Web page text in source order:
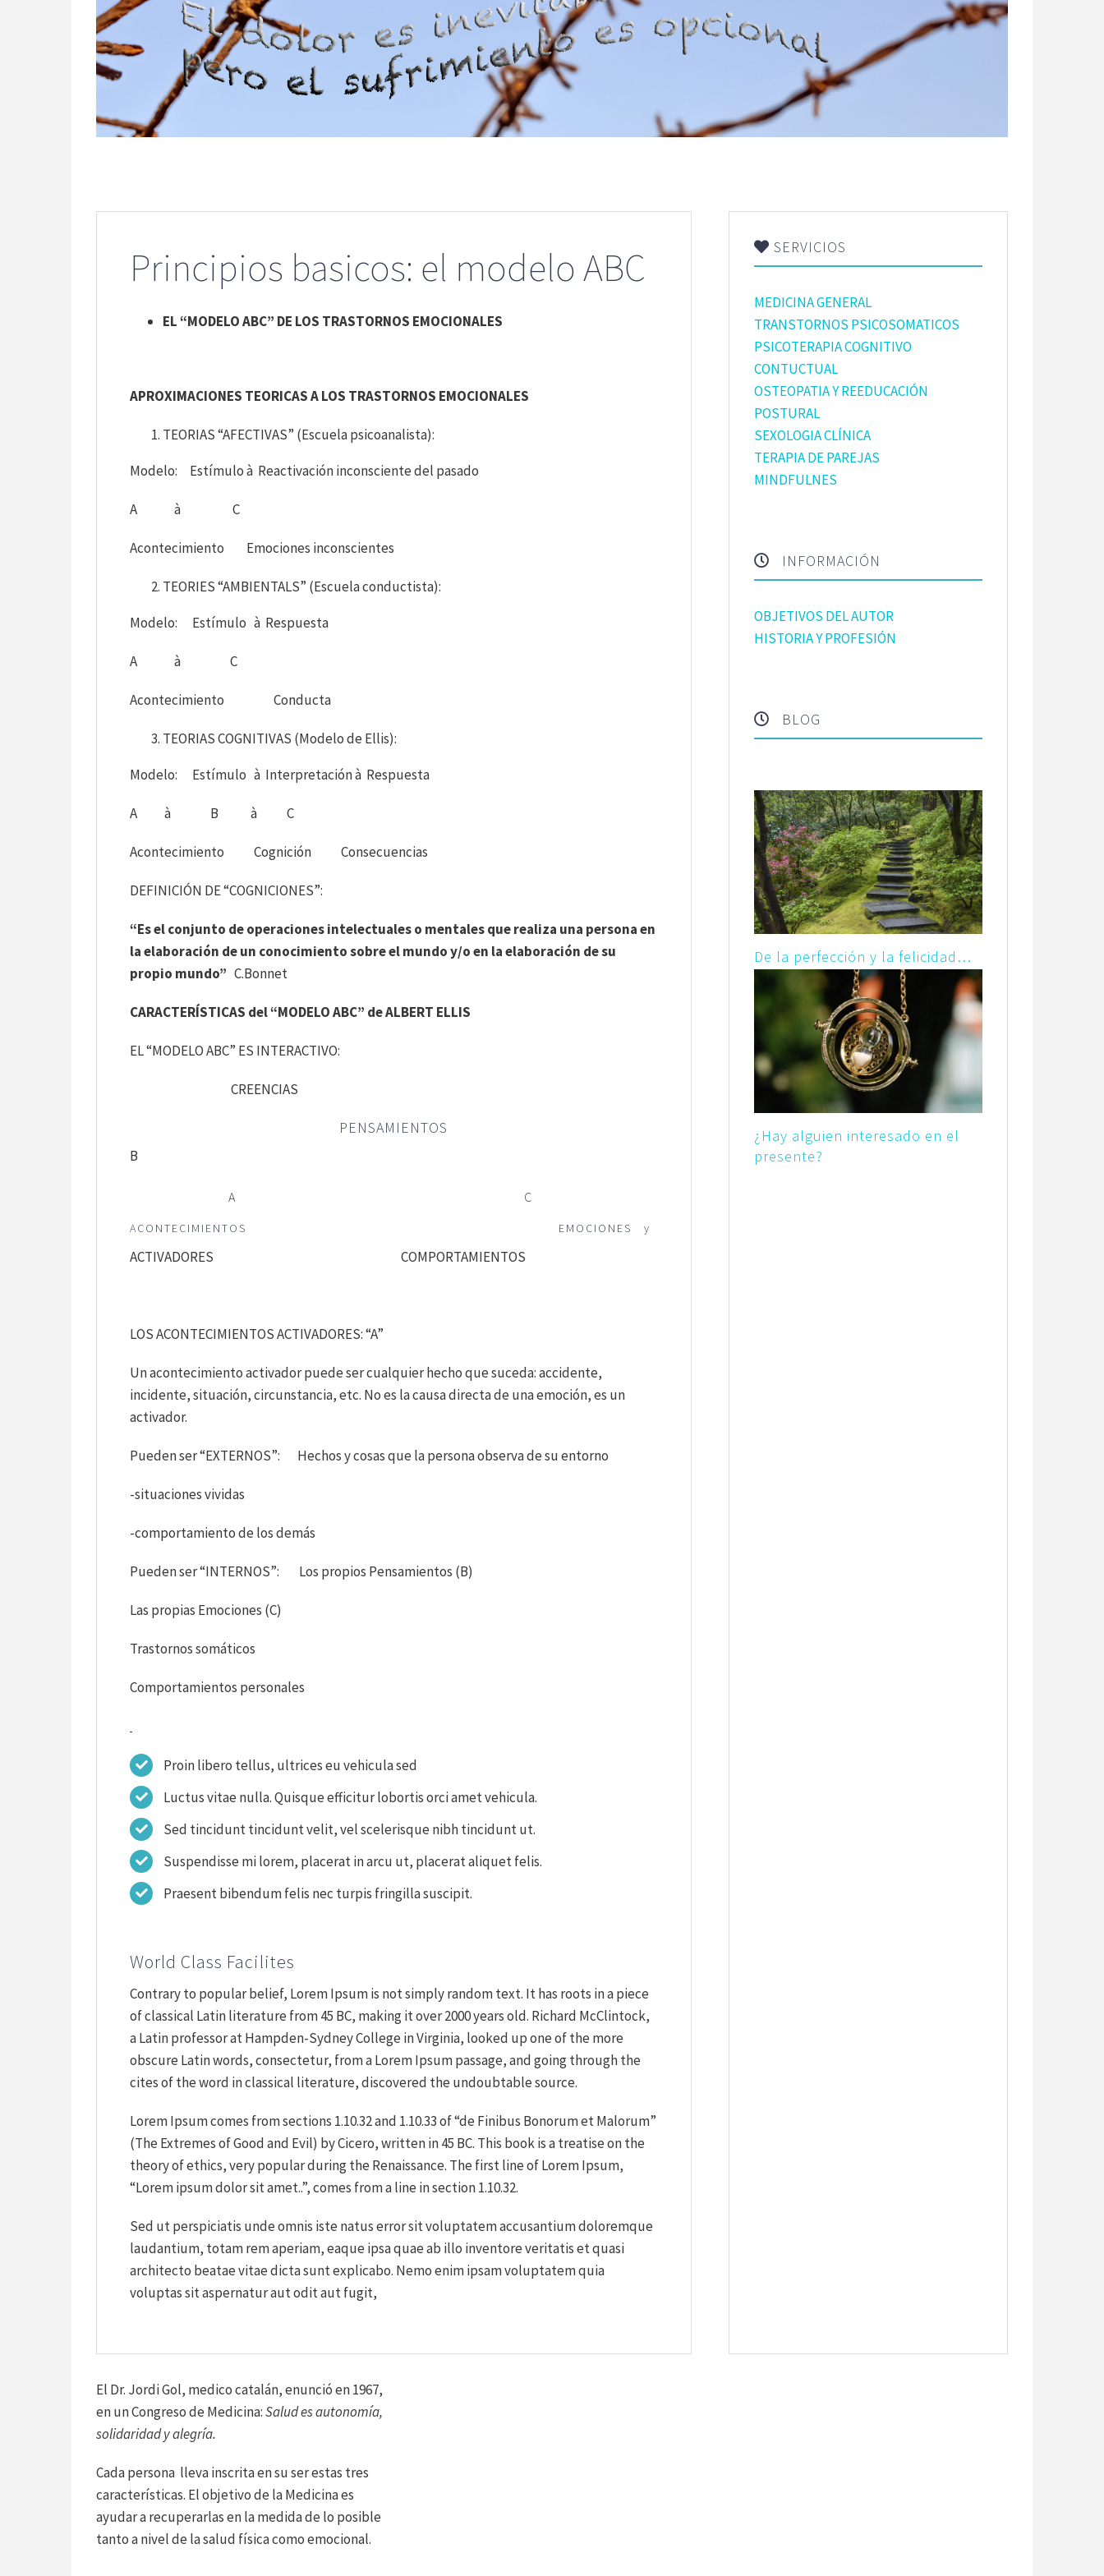
Principios basicos: el modelo ABC
EL “MODELO ABC” DE LOS TRASTORNOS EMOCIONALES
APROXIMACIONES TEORICAS A LOS TRASTORNOS EMOCIONALES
TEORIAS “AFECTIVAS” (Escuela psicoanalista):
Modelo: Estímulo à Reactivación inconsciente del pasado
A à C
Acontecimiento Emociones inconscientes
TEORIES “AMBIENTALS” (Escuela conductista):
Modelo: Estímulo à Respuesta
A à C
Acontecimiento Conducta
TEORIAS COGNITIVAS (Modelo de Ellis):
Modelo: Estímulo à Interpretación à Respuesta
A à B à C
Acontecimiento Cognición Consecuencias
DEFINICIÓN DE “COGNICIONES”:
“Es el conjunto de operaciones intelectuales o mentales que realiza una persona en
la elaboración de un conocimiento sobre el mundo y/o en la elaboración de su
propio mundo” C.Bonnet
CARACTERÍSTICAS del “MODELO ABC” de ALBERT ELLIS
EL “MODELO ABC” ES INTERACTIVO:
CREENCIAS
PENSAMIENTOS
B
A C
ACONTECIMIENTOS EMOCIONES y
ACTIVADORES COMPORTAMIENTOS
LOS ACONTECIMIENTOS ACTIVADORES: “A”
Un acontecimiento activador puede ser cualquier hecho que suceda: accidente,
incidente, situación, circunstancia, etc. No es la causa directa de una emoción, es un
activador.
Pueden ser “EXTERNOS”: Hechos y cosas que la persona observa de su entorno
-situaciones vividas
-comportamiento de los demás
Pueden ser “INTERNOS”: Los propios Pensamientos (B)
Las propias Emociones (C)
Trastornos somáticos
Comportamientos personales
Proin libero tellus, ultrices eu vehicula sed
Luctus vitae nulla. Quisque efficitur lobortis orci amet vehicula.
Sed tincidunt tincidunt velit, vel scelerisque nibh tincidunt ut.
Suspendisse mi lorem, placerat in arcu ut, placerat aliquet felis.
Praesent bibendum felis nec turpis fringilla suscipit.
World Class Facilites
Contrary to popular belief, Lorem Ipsum is not simply random text. It has roots in a piece
of classical Latin literature from 45 BC, making it over 2000 years old. Richard McClintock,
a Latin professor at Hampden-Sydney College in Virginia, looked up one of the more
obscure Latin words, consectetur, from a Lorem Ipsum passage, and going through the
cites of the word in classical literature, discovered the undoubtable source.
Lorem Ipsum comes from sections 1.10.32 and 1.10.33 of “de Finibus Bonorum et Malorum”
(The Extremes of Good and Evil) by Cicero, written in 45 BC. This book is a treatise on the
theory of ethics, very popular during the Renaissance. The first line of Lorem Ipsum,
“Lorem ipsum dolor sit amet..”, comes from a line in section 1.10.32.
Sed ut perspiciatis unde omnis iste natus error sit voluptatem accusantium doloremque
laudantium, totam rem aperiam, eaque ipsa quae ab illo inventore veritatis et quasi
architecto beatae vitae dicta sunt explicabo. Nemo enim ipsam voluptatem quia
voluptas sit aspernatur aut odit aut fugit,
SERVICIOS
MEDICINA GENERAL
TRANSTORNOS PSICOSOMATICOS
PSICOTERAPIA COGNITIVO
CONTUCTUAL
OSTEOPATIA Y REEDUCACIÓN
POSTURAL
SEXOLOGIA CLÍNICA
TERAPIA DE PAREJAS
MINDFULNES
INFORMACIÓN
OBJETIVOS DEL AUTOR
HISTORIA Y PROFESIÓN
BLOG
De la perfección y la felicidad…
¿Hay alguien interesado en el
presente?
El Dr. Jordi Gol, medico catalán, enunció en 1967,
en un Congreso de Medicina:Salud es autonomía,
solidaridad y alegría.
Cada persona lleva inscrita en su ser estas tres
características. El objetivo de la Medicina es
ayudar a recuperarlas en la medida de lo posible
tanto a nivel de la salud física como emocional.